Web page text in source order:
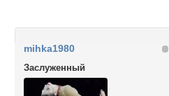
mihka1980
Заслуженный